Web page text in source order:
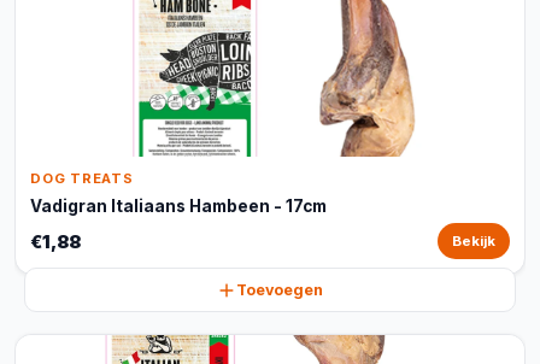
DOG TREATS
Vadigran Italiaans Hambeen - 17cm
€1,88 Bekijk
Toevoegen